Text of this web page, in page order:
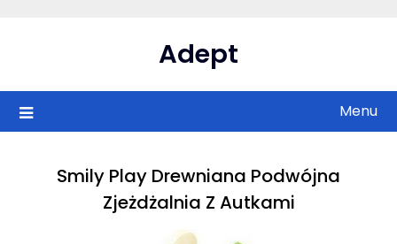
Adept
Menu
Smily Play Drewniana Podwójna
Zjeżdżalnia Z Autkami